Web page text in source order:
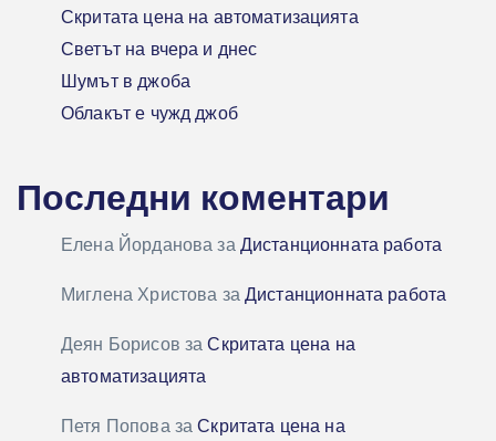
Скритата цена на автоматизацията
Светът на вчера и днес
Шумът в джоба
Облакът е чужд джоб
Последни коментари
Елена ЙордановазаДистанционната работа
Миглена Христова заДистанционната работа
Деян Борисов заСкритата цена на
автоматизацията
Петя ПоповазаСкритата цена на